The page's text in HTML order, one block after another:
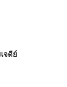
จดีย์